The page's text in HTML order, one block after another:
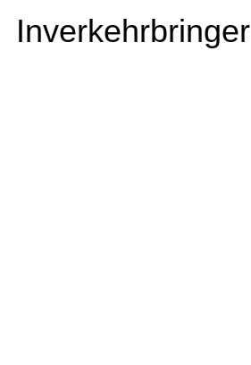
Inverkehrbringer